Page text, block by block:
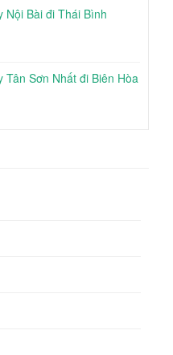
Nội Bài đi Thái Bình
Tân Sơn Nhất đi Biên Hòa